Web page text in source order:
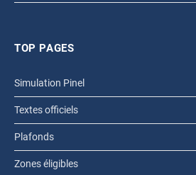
TOP PAGES
Simulation Pinel
Textes officiels
Plafonds
Zones éligibles